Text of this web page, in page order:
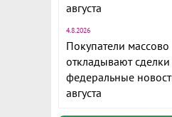
августа
4.8.2026
Покупатели массово
откладывают
федеральные
августа